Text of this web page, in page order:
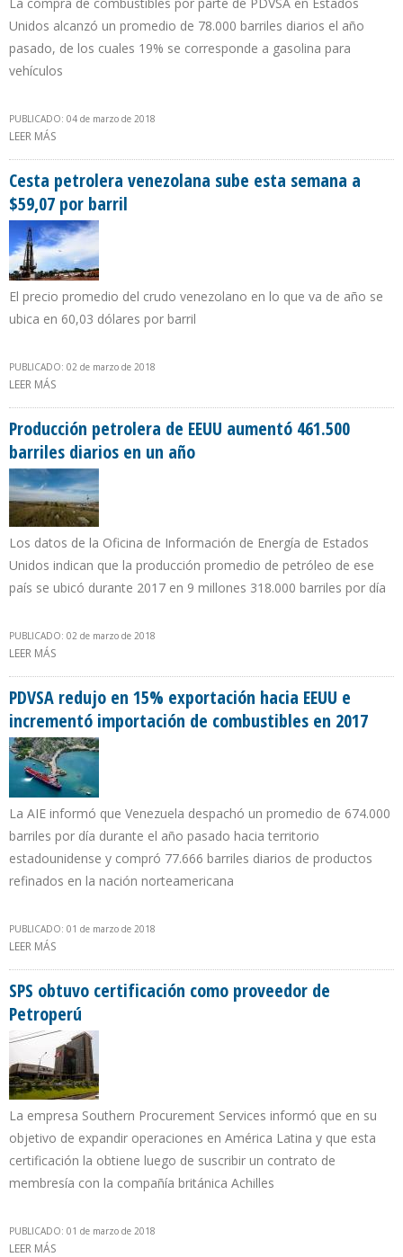
Unidos alcanzó un promedio de 78.000 barriles diarios el año
pasado, de los cuales 19% se corresponde a gasolina para
vehículos
PUBLICADO: 04 de marzo de 2018
LEER MÁS
Cesta petrolera venezolana sube esta semana a
$59,07 por barril
El precio promedio del crudo venezolano en lo que va de año se
ubica en 60,03 dólares por barril
PUBLICADO: 02 de marzo de 2018
LEER MÁS
Producción petrolera de EEUU aumentó 461.500
barriles diarios en un año
Los datos de la Oficina de Información de Energía de Estados
Unidos indican que la producción promedio de petróleo de ese
país se ubicó durante 2017 en 9 millones 318.000 barriles por día
PUBLICADO: 02 de marzo de 2018
LEER MÁS
PDVSA redujo en 15% exportación hacia EEUU e
incrementó importación de combustibles en 2017
La AIE informó que Venezuela despachó un promedio de 674.000
barriles por día durante el año pasado hacia territorio
estadounidense y compró 77.666 barriles diarios de productos
refinados en la nación norteamericana
PUBLICADO: 01 de marzo de 2018
LEER MÁS
SPS obtuvo certificación como proveedor de
Petroperú
La empresa Southern Procurement Services informó que en su
objetivo de expandir operaciones en América Latina y que esta
certificación la obtiene luego de suscribir un contrato de
membresía con la compañía británica Achilles
PUBLICADO: 01 de marzo de 2018
LEER MÁS